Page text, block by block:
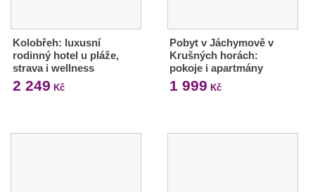
Kolobřeh: luxusní
rodinný hotel u pláže,
strava i wellness
2 249 Kč
Pobyt v Jáchymově v
Krušných horách:
pokoje i apartmány
1 999 Kč